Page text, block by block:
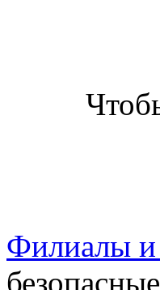
Филиалы и